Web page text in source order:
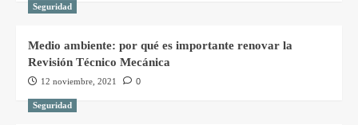
Seguridad
Medio ambiente: por qué es importante renovar la
Revisión Técnico Mecánica
12 noviembre, 2021 0
Seguridad